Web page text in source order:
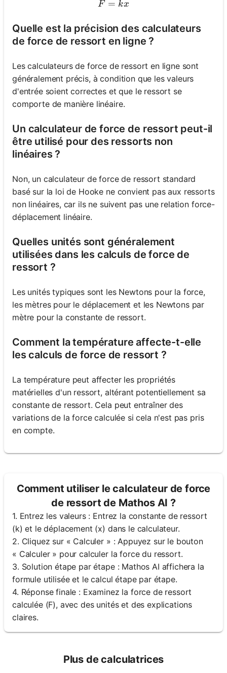
F = kx
F = kx
Quelle est la précision des calculateurs
de force de ressort en ligne ?
Les calculateurs de force de ressort en ligne sont
généralement précis, à condition que les valeurs
d'entrée soient correctes et que le ressort se
comporte de manière linéaire.
Un calculateur de force de ressort peut-il
être utilisé pour des ressorts non
linéaires ?
Non, un calculateur de force de ressort standard
basé sur la loi de Hooke ne convient pas aux ressorts
non linéaires, car ils ne suivent pas une relation force-
déplacement linéaire.
Quelles unités sont généralement
utilisées dans les calculs de force de
ressort ?
Les unités typiques sont les Newtons pour la force,
les mètres pour le déplacement et les Newtons par
mètre pour la constante de ressort.
Comment la température affecte-t-elle
les calculs de force de ressort ?
La température peut affecter les propriétés
matérielles d'un ressort, altérant potentiellement sa
constante de ressort. Cela peut entraîner des
variations de la force calculée si cela n'est pas pris
en compte.
Comment utiliser le calculateur de force
de ressort de Mathos AI ?
1. Entrez les valeurs : Entrez la constante de ressort
(k) et le déplacement (x) dans le calculateur.
2. Cliquez sur « Calculer » : Appuyez sur le bouton
« Calculer » pour calculer la force du ressort.
3. Solution étape par étape : Mathos AI affichera la
formule utilisée et le calcul étape par étape.
4. Réponse finale : Examinez la force de ressort
calculée (F), avec des unités et des explications
claires.
Plus de calculatrices